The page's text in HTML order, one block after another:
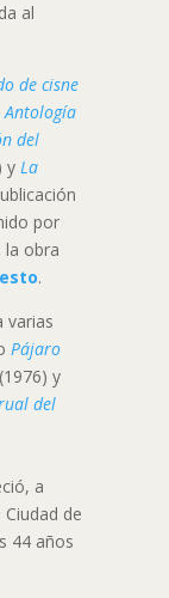
al
de cisne
Antología
del
y La
por
la obra
.
varias
Pájaro
y
del
a
de
44 años